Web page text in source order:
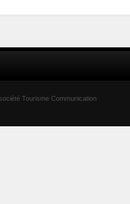
Tourisme Communication